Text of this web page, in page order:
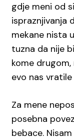
gdje meni od
ispraznjivanja
mekane nista
tuzna da nije
kome drugom,
evo nas
Za mene
posebna
bebace.